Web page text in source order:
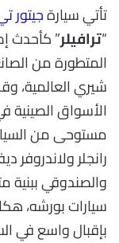
تأتي سيارةجيتور تي
“ترافيلر” كأحدث
المتطورة من
شيري العالمية،
مستوحى من
رانجلر ولاندروفر
والصندوقي ببنية
سيارات بورشه،
بإقبال واسع في